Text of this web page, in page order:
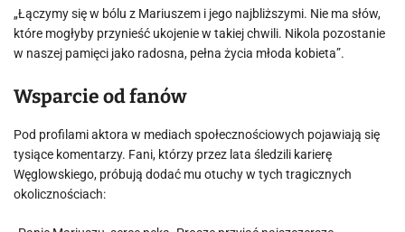
„Łączymy się w bólu z Mariuszem i jego najbliższymi. Nie ma słów,
które mogłyby przynieść ukojenie w takiej chwili. Nikola pozostanie
w naszej pamięci jako radosna, pełna życia młoda kobieta”.
Wsparcie od fanów
Pod profilami aktora w mediach społecznościowych pojawiają się
tysiące komentarzy. Fani, którzy przez lata śledzili karierę
Węglowskiego, próbują dodać mu otuchy w tych tragicznych
okolicznościach: